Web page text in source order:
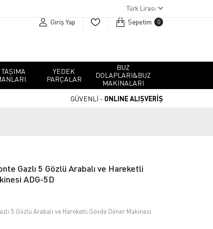
Türk Lirası
Giriş Yap Sepetim 0
YEDEK
PARÇALAR
BUZ
DOLAPLARI&BUZ
MAKINALARI
GÜVENLİ - ONLINE ALIŞVERİŞ
Gazlı 5 Gözlü Arabalı ve Hareketli
ADG-5D
5 Gözlü Arabalı ve Hareketli Gövde Döner Makinesi